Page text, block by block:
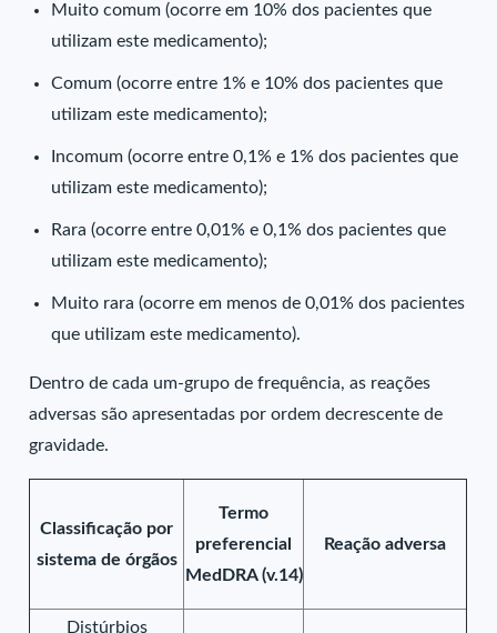
Muito comum (ocorre em 10% dos pacientes que
utilizam este medicamento);
Comum (ocorre entre 1% e 10% dos pacientes que
utilizam este medicamento);
Incomum (ocorre entre 0,1% e 1% dos pacientes que
utilizam este medicamento);
Rara (ocorre entre 0,01% e 0,1% dos pacientes que
utilizam este medicamento);
Muito rara (ocorre em menos de 0,01% dos pacientes
que utilizam este medicamento).
Dentro de cada um-grupo de frequência, as reações
adversas são apresentadas por ordem decrescente de
gravidade.
Classificação por
sistema de órgãos
Termo
preferencial
MedDRA (v.14)
Reação adversa
Distúrbios